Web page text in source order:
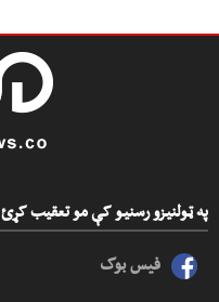
په ټولنیزو رسنیو کې مو تعقیب کړئ
فیس بوک